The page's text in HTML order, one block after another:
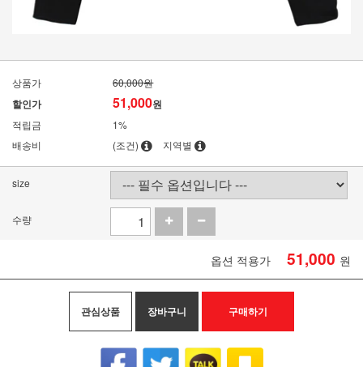
상품가 60,000원
할인가 51,000원
적립금
1%
배송비
(조건) 지역별
size
수량
옵션 적용가 51,000 원
관심상품 장바구니 구매하기